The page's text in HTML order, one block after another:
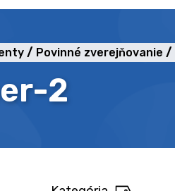
2
Povinné zverejňovanie